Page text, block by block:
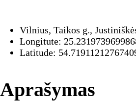
Vilnius, Taikos g.,
Longitute:
Latitude:
Aprašymas